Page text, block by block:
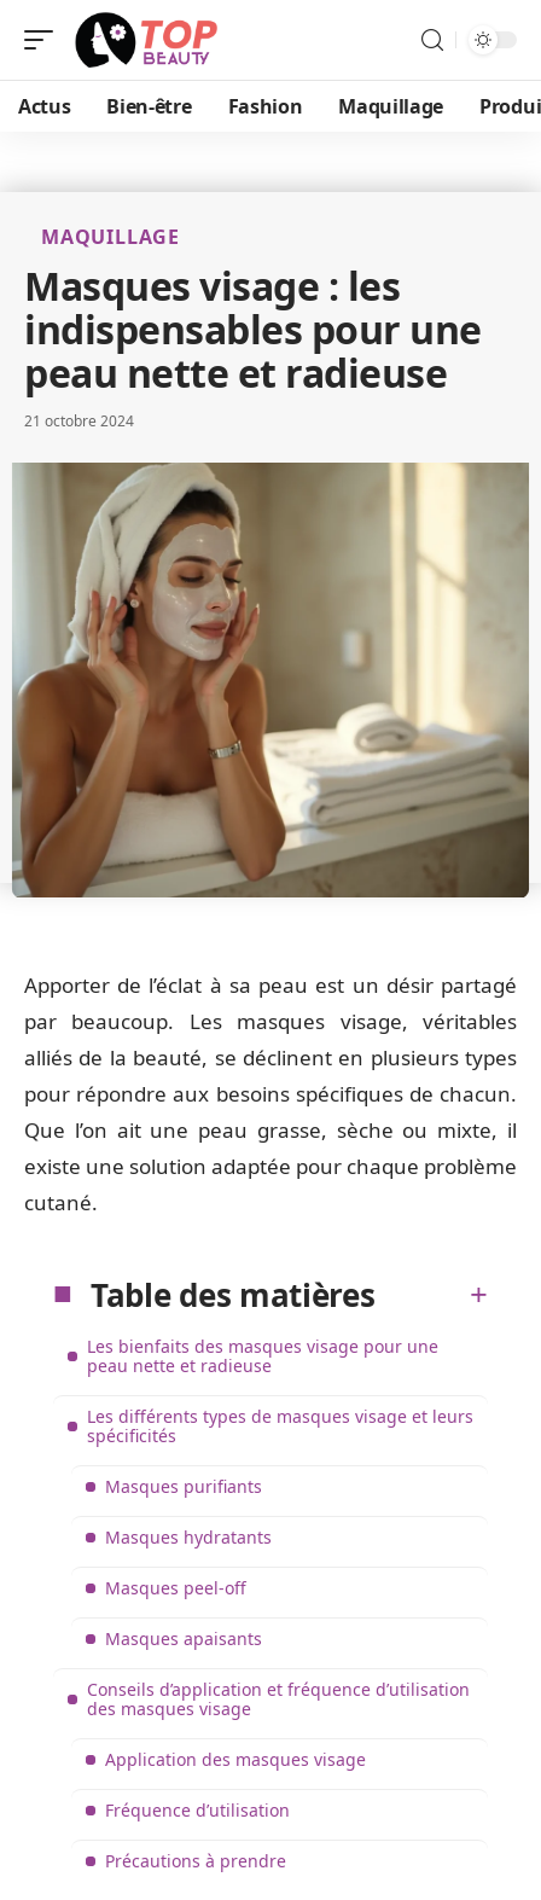
Actus Bien-être Fashion Maquillage
MAQUILLAGE
Masques visage : les
indispensables pour une
peau nette et radieuse
21 octobre 2024
Apporter de l’éclat à sa peau est un désir partagé
par beaucoup. Les masques visage, véritables
alliés de la beauté, se déclinent en plusieurs types
pour répondre aux besoins spécifiques de chacun.
Que l’on ait une peau grasse, sèche ou mixte, il
existe une solution adaptée pour chaque problème
cutané.
Table des matières
Les bienfaits des masques visage pour une
peau nette et radieuse
Les différents types de masques visage et leurs
spécificités
Masques purifiants
Masques hydratants
Masques peel-off
Masques apaisants
Conseils d’application et fréquence d’utilisation
des masques visage
Application des masques visage
Fréquence d’utilisation
Précautions à prendre